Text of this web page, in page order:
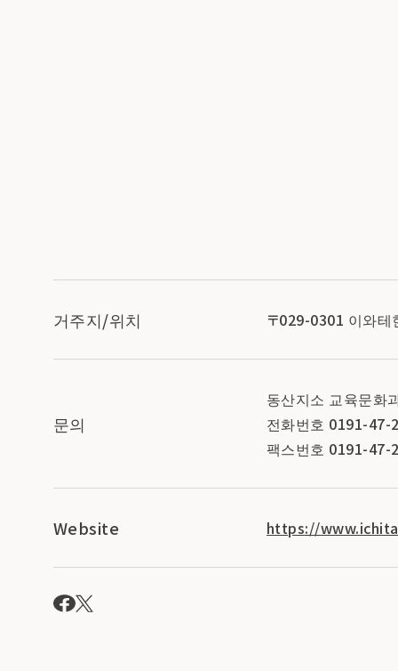
거주지/위치 〒029-0301 이와
문의
동산지소 교육문화
전화번호 0191-47-
팩스번호 0191-47-
Website https://